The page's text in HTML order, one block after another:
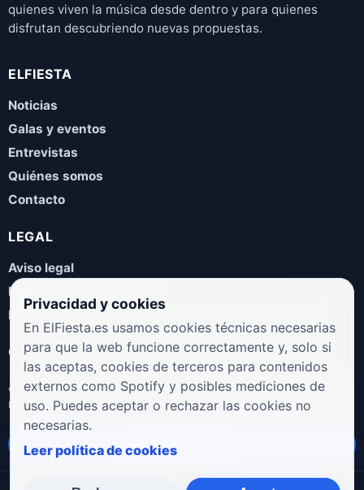
quienes viven la música desde dentro y para quienes
disfrutan descubriendo nuevas propuestas.
ELFIESTA
Noticias
Galas y eventos
Entrevistas
Quiénes somos
Contacto
LEGAL
Aviso legal
Política de privacidad
Política de cookies
COLABORA
¿Eres artista, manager, sello o promotor? Envíanos tus
novedades, galas, entrevistas o propuestas musicales.
Enviar propuesta
Privacidad y cookies
En ElFiesta.es usamos cookies técnicas necesarias
para que la web funcione correctamente y, solo si
las aceptas, cookies de terceros para contenidos
externos como Spotify y posibles mediciones de
uso. Puedes aceptar o rechazar las cookies no
necesarias.
Leer política de cookies